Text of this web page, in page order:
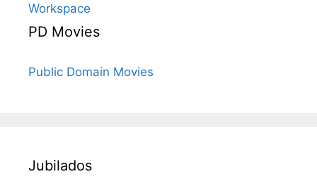
Workspace
PD Movies
Public Domain Movies
Jubilados